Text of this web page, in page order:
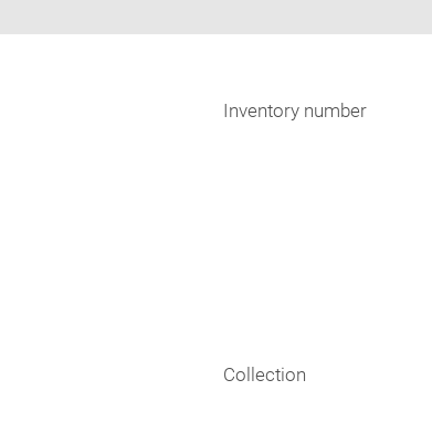
Inventory number
Collection